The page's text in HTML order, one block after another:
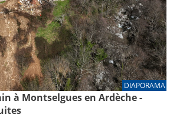
DIAPORAMA
à Montselgues en Ardèche -